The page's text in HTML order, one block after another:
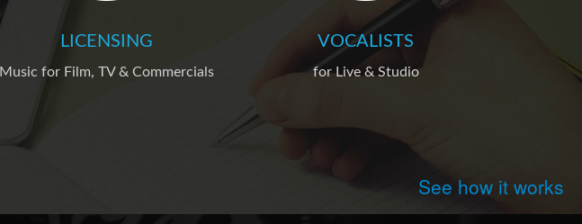
LICENSING
Music for Film, TV & Commercials
VOCALISTS
for Live & Studio
See how it works